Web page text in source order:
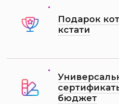
Подарок
кстати
бюджет